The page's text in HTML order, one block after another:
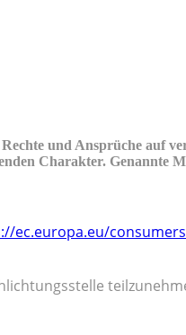
und Ansprüche auf
Charakter. Genannte
ec.europa.eu/